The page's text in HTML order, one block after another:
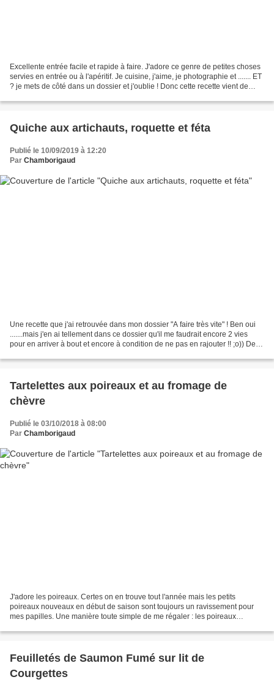
Excellente entrée facile et rapide à faire. J'adore ce genre de petites choses
servies en entrée ou à l'apéritif. Je cuisine, j'aime, je photographie et ....... ET
? je mets de côté dans un dossier et j'oublie ! Donc cette recette vient de
Quiche aux artichauts, roquette et féta
Publié le 10/09/2019 à 12:20
Par Chamborigaud
Une recette que j'ai retrouvée dans mon dossier "A faire très vite" ! Ben oui
.......mais j'en ai tellement dans ce dossier qu'il me faudrait encore 2 vies
pour en arriver à bout et encore à condition de ne pas en rajouter !! ;o)) De
Tartelettes aux poireaux et au fromage de
chèvre
Publié le 03/10/2018 à 08:00
Par Chamborigaud
J'adore les poireaux. Certes on en trouve tout l'année mais les petits
poireaux nouveaux en début de saison sont toujours un ravissement pour
mes papilles. Une manière toute simple de me régaler : les poireaux
Feuilletés de Saumon Fumé sur lit de
Courgettes